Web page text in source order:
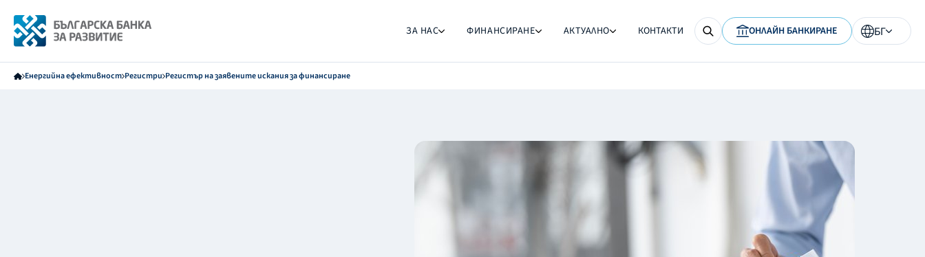
ЗА НАС ФИНАНСИРАНЕ АКТУАЛНО КОНТАКТИ ОНЛАЙН БАНКИРАНЕ БГ
Енергийна ефективност Регистри Регистър на заявените искания за финансиране